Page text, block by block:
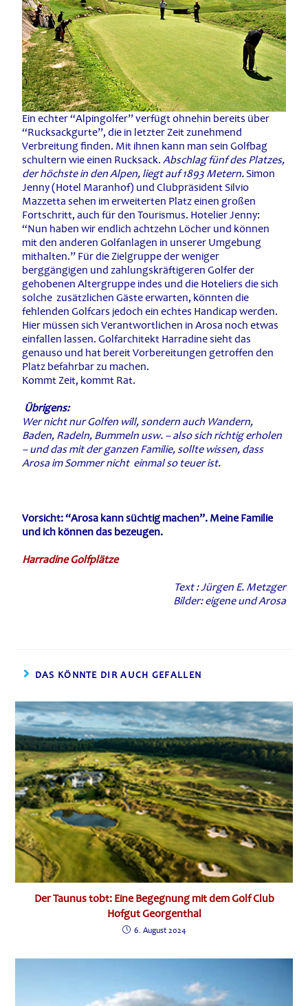
Ein echter “Alpingolfer” verfügt ohnehin bereits über
“Rucksackgurte”, die in letzter Zeit zunehmend
Verbreitung finden. Mit ihnen kann man sein Golfbag
schultern wie einen Rucksack.Abschlag fünf des Platzes,
der höchste in den Alpen, liegt auf 1893 Metern.Simon
Jenny (Hotel Maranhof) und Clubpräsident Silvio
Mazzetta sehen im erweiterten Platz einen großen
Fortschritt, auch für den Tourismus. Hotelier Jenny:
“Nun haben wir endlich achtzehn Löcher und können
mit den anderen Golfanlagen in unserer Umgebung
mithalten.” Für die Zielgruppe der weniger
berggängigen und zahlungskräftigeren Golfer der
gehobenen Altergruppe indes und die Hoteliers die sich
solche zusätzlichen Gäste erwarten, könnten die
fehlenden Golfcars jedoch ein echtes Handicap werden.
Hier müssen sich Verantwortlichen in Arosa noch etwas
einfallen lassen. Golfarchitekt Harradine sieht das
genauso und hat bereit Vorbereitungen getroffen den
Platz befahrbar zu machen.
Kommt Zeit, kommt Rat.
Übrigens:
Wer nicht nur Golfen will, sondern auch Wandern,
Baden, Radeln, Bummeln usw. – also sich richtig erholen
– und das mit der ganzen Familie, sollte wissen, dass
Arosa im Sommer nicht einmal so teuer ist.
Vorsicht: “Arosa kann süchtig machen”. Meine Familie
und ich können das bezeugen.
Harradine Golfplätze
Text : Jürgen E. Metzger
Bilder: eigene und Arosa
DAS KÖNNTE DIR AUCH GEFALLEN
Der Taunus tobt: Eine Begegnung mit dem Golf Club
Hofgut Georgenthal
6. August 2024